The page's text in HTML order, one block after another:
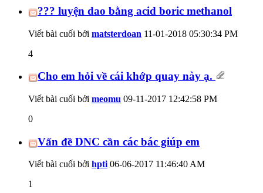
??? luyện dao bằng acid boric methanol
Viết bài cuối bởi matsterdoan 11-01-2018 05:30:34 PM
4
Cho em hỏi về cái khớp quay này ạ.
Viết bài cuối bởi meomu 09-11-2017 12:42:58 PM
0
Vấn đề DNC cần các bác giúp em
Viết bài cuối bởi hpti06-06-2017 11:46:40 AM
1